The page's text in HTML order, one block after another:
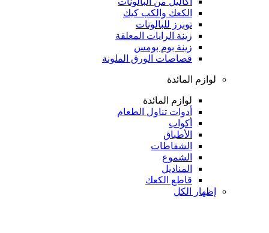
الكعك والكب كيك
توبرز للبالونات
زينة الرايات المعلقة
زينة بوم بومس
قصاصات الورق الملونة
لوازم المائدة
لوازم المائدة
أدوات تناول الطعام
أكواب
الأطباق
الشفاطات
الشموع
المناديل
قاطع الكعك
إظهار الكل